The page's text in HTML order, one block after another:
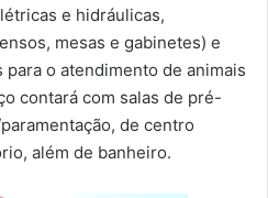
e hidráulicas,
mesas e gabinetes) e
o atendimento de animais
contará com salas de pré-
de centro
além de banheiro.